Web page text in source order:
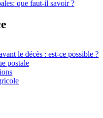
que faut-il savoir ?
le décès : est-ce possible ?
postale